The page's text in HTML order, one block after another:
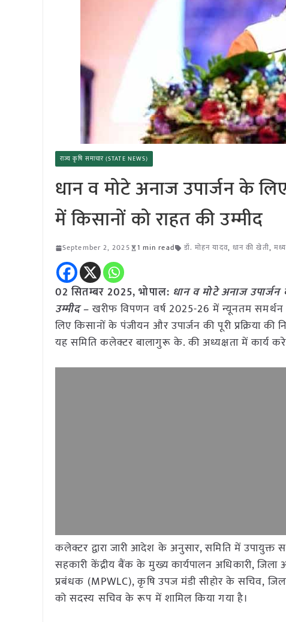
राज्य कृषि समाचार (STATE NEWS)
धान व मोटे अनाज उपार्जन के
में किसानों को राहत की उम्मीद
September 2, 2025 1 min read डॉ. मोहन यादव, धान की खेती,
02 सितम्बर 2025,भोपाल: धान व मोटे अनाज
उम्मीद –खरीफ विपणन वर्ष 2025-26 में न्यूनतम
लिए किसानों के पंजीयन और उपार्जन की पूरी प्रक्रिया की
यह समिति कलेक्टर बालागुरू के. की अध्यक्षता में कार्य
कलेक्टर द्वारा जारी आदेश के अनुसार, समिति में उपायुक्त
सहकारी केंद्रीय बैंक के मुख्य कार्यपालन अधिकारी,
प्रबंधक (MPWLC), कृषि उपज मंडी सीहोर के सचिव,
को सदस्य सचिव के रूप में शामिल किया गया है।